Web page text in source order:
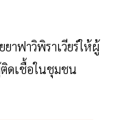
าฟาวิพิราเวียร์ให้ผู้
ดเชื้อในชุมชน